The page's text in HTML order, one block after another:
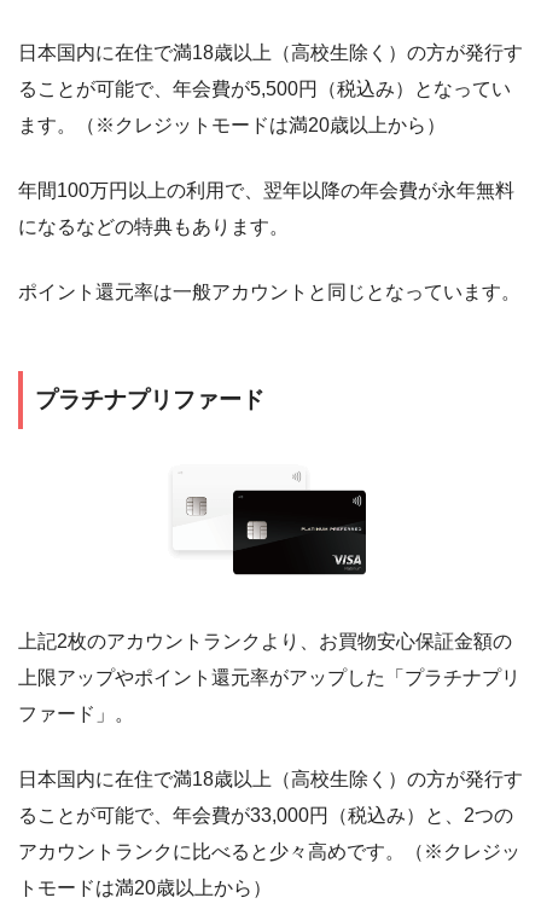
日本国内に在住で満18歳以上（高校生除く）の方が発行す
ることが可能で、年会費が5,500円（税込み）となってい
ます。（※クレジットモードは満20歳以上から）
年間100万円以上の利用で、翌年以降の年会費が永年無料
になるなどの特典もあります。
ポイント還元率は一般アカウントと同じとなっています。
プラチナプリファード
上記2枚のアカウントランクより、お買物安心保証金額の
上限アップやポイント還元率がアップした「プラチナプリ
ファード」。
日本国内に在住で満18歳以上（高校生除く）の方が発行す
ることが可能で、年会費が33,000円（税込み）と、2つの
アカウントランクに比べると少々高めです。（※クレジッ
トモードは満20歳以上から）